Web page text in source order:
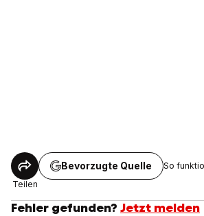
Teilen
Bevorzugte Quelle So
Fehler gefunden? Jetzt melden